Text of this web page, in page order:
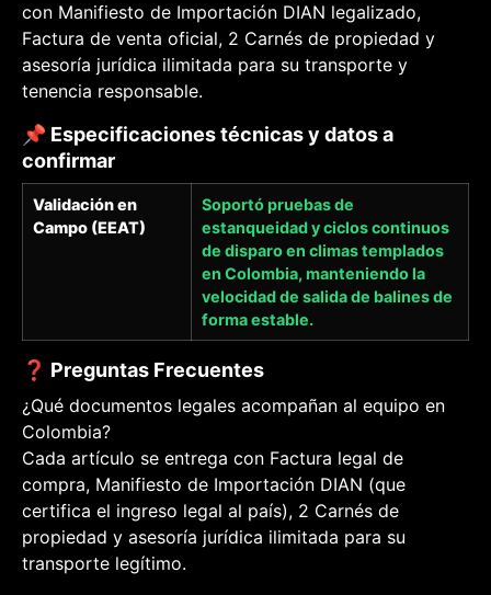
con Manifiesto de Importación DIAN legalizado,
Factura de venta oficial, 2 Carnés de propiedad y
asesoría jurídica ilimitada para su transporte y
tenencia responsable.
📌 Especificaciones técnicas y datos a
confirmar
Validación en
Campo (EEAT)
Soportó pruebas de
estanqueidad y ciclos continuos
de disparo en climas templados
en Colombia, manteniendo la
velocidad de salida de balines de
forma estable.
❓ Preguntas Frecuentes
¿Qué documentos legales acompañan al equipo en
Colombia?
Cada artículo se entrega con Factura legal de
compra, Manifiesto de Importación DIAN (que
certifica el ingreso legal al país), 2 Carnés de
propiedad y asesoría jurídica ilimitada para su
transporte legítimo.